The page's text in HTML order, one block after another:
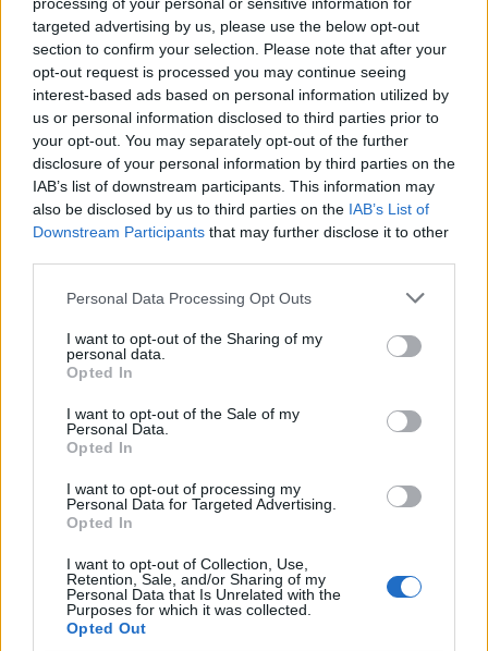
targeted advertising by us, please use the below opt-out
section to confirm your selection. Please note that after your
opt-out request is processed you may continue seeing
interest-based ads based on personal information utilized by
us or personal information disclosed to third parties prior to
your opt-out. You may separately opt-out of the further
disclosure of your personal information by third parties on the
IAB’s list of downstream participants. This information may
also be disclosed by us to third parties on the IAB’s List of
Downstream Participants that may further disclose it to other
Please note that this website/app uses one or more Google
not limited to your visit or usage behaviour. You may click to
grant or deny consent to Google and its third-party tags to
use your data for below specified purposes in below Google
consent section.
Personal Data Processing Opt Outs
I want to opt-out of the Sharing of my
personal data.
Opted In
I want to opt-out of the Sale of my
Personal Data.
Opted In
I want to opt-out of processing my
Personal Data for Targeted Advertising.
Opted In
I want to opt-out of Collection, Use,
Retention, Sale, and/or Sharing of my
Personal Data that Is Unrelated with the
Purposes for which it was collected.
Opted Out
fapanelek kivitelezéséhez. A kezdeményezés
szellemiségéhez igazodva ezeket is
kiselejtezett állványzatokból alakítják ki.
Az energiaközpont után a templom
következik, és a további tervek között
szerepel egy színház, egy kávézó, egy galéria
és egy irodaház is. Mint azt a helyi
környezetvédelmi miniszter, Richard
szemetük mintegy 44 százalékát
újrahasznosítják. A pozitív eredmények
ellenére még környezet-tudatosabb
életmódra bátorítja az embereket, hogy
Skócia valóban a "zéró pazarlás gazdasága"
legyen."
Forrás:MTI
Zöld Környezetvédelem Vallás Skócia Képző